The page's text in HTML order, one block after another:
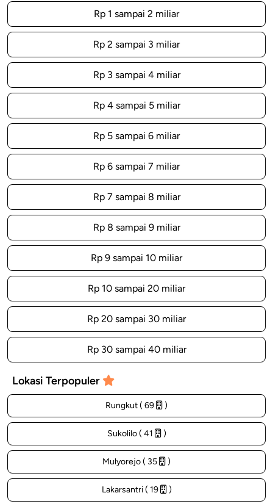
Rp 1 sampai 2 miliar
Rp 2 sampai 3 miliar
Rp 3 sampai 4 miliar
Rp 4 sampai 5 miliar
Rp 5 sampai 6 miliar
Rp 6 sampai 7 miliar
Rp 7 sampai 8 miliar
Rp 8 sampai 9 miliar
Rp 9 sampai 10 miliar
Rp 10 sampai 20 miliar
Rp 20 sampai 30 miliar
Rp 30 sampai 40 miliar
Lokasi Terpopuler
Rungkut ( 69 )
Sukolilo ( 41 )
Mulyorejo ( 35 )
Lakarsantri ( 19 )